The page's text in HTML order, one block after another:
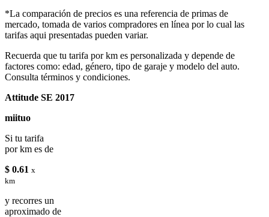
*La comparación de precios es una referencia de primas de
mercado, tomada de varios compradores en línea por lo cual las
tarifas aqui presentadas pueden variar.
Recuerda que tu tarifa por km es personalizada y depende de
factores como: edad, género, tipo de garaje y modelo del auto.
Consulta términos y condiciones.
Attitude SE 2017
miituo
Si tu tarifa
por km es de
$ 0.61 x
km
y recorres un
aproximado de